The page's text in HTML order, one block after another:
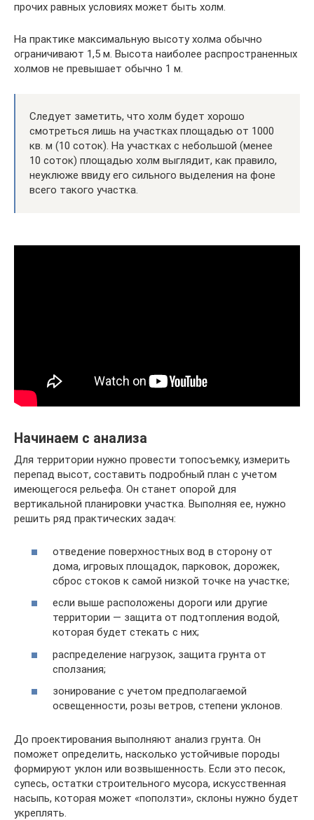
прочих равных условиях может быть холм.
На практике максимальную высоту холма обычно
ограничивают 1,5 м. Высота наиболее распространенных
холмов не превышает обычно 1 м.
Следует заметить, что холм будет хорошо
смотреться лишь на участках площадью от 1000
кв. м (10 соток). На участках с небольшой (менее
10 соток) площадью холм выглядит, как правило,
неуклюже ввиду его сильного выделения на фоне
всего такого участка.
Начинаем с анализа
Для территории нужно провести топосъемку, измерить
перепад высот, составить подробный план с учетом
имеющегося рельефа. Он станет опорой для
вертикальной планировки участка. Выполняя ее, нужно
решить ряд практических задач:
отведение поверхностных вод в сторону от
дома, игровых площадок, парковок, дорожек,
сброс стоков к самой низкой точке на участке;
если выше расположены дороги или другие
территории — защита от подтопления водой,
которая будет стекать с них;
распределение нагрузок, защита грунта от
сползания;
зонирование с учетом предполагаемой
освещенности, розы ветров, степени уклонов.
До проектирования выполняют анализ грунта. Он
поможет определить, насколько устойчивые породы
формируют уклон или возвышенность. Если это песок,
супесь, остатки строительного мусора, искусственная
насыпь, которая может «поползти», склоны нужно будет
укреплять.